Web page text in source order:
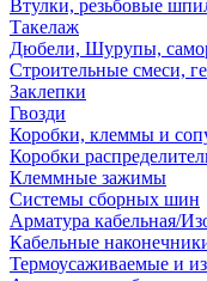
Втулки, резьбовые
Такелаж
Дюбели, Шурупы,
Строительные смеси,
Заклепки
Гвозди
Коробки, клеммы и
Коробки
Клеммные зажимы
Системы сборных шин
Арматура кабельная/
Кабельные
Термоусаживаемые и